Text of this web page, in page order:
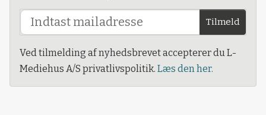
Tilmeld
Ved tilmelding af nyhedsbrevet accepterer du L-
Mediehus A/S privatlivspolitik. Læs den her.